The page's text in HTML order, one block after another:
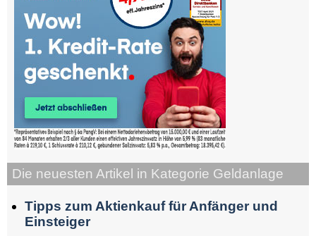
Die neuesten Artikel in Kategorie Geldanlage
Tipps zum Aktienkauf für Anfänger und
Einsteiger